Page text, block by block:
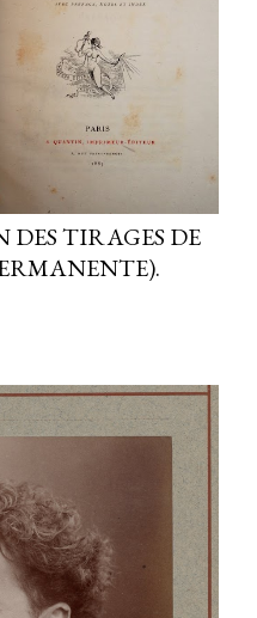
TIRAGES DE